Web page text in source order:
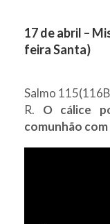
17 de abril –
feira Santa)
Salmo
R. O cálice
comunhão